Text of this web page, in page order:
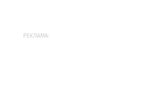
РЕКЛАМА: